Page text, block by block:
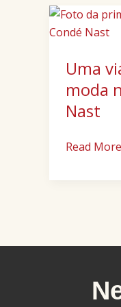
Uma
moda
Nast
Uma
viagem
história
da
moda
nos
da
Read